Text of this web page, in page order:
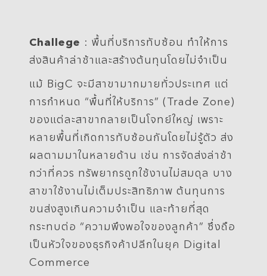
Challege : พื้นที่บริการทับซ้อน ทำให้การ
ส่งสินค้าล่าช้าและสร้างต้นทุนโดยไม่จำเป็น
แม้ BigC จะมีสาขามากมายทั่วประเทศ แต่
การกำหนด “พื้นที่ให้บริการ” (Trade Zone)
ของแต่ละสาขากลายเป็นโจทย์ใหญ่ เพราะ
หลายพื้นที่เกิดการทับซ้อนกันโดยไม่รู้ตัว ส่ง
ผลตามมาในหลายด้าน เช่น การจัดส่งล่าช้า
กว่าที่ควร ทรัพยากรถูกใช้งานไม่สมดุล บาง
สาขาใช้งานไม่เต็มประสิทธิภาพ ต้นทุนการ
ขนส่งสูงเกินความจำเป็น และท้ายที่สุด
กระทบต่อ “ความพึงพอใจของลูกค้า” ซึ่งถือ
เป็นหัวใจของธุรกิจค้าปลีกในยุค Digital
Commerce